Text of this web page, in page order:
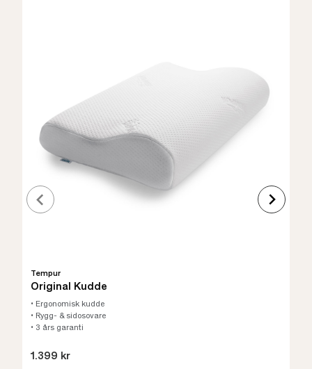
Tempur
Original Kudde
• Ergonomisk kudde
• Rygg- & sidosovare
• 3 års garanti
1.399 kr